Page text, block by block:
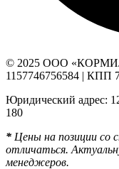
© 2025 ООО
1157746756584 | КПП
Юридический адрес:
180
* Цены на позиции со
отличаться.
менеджеров.